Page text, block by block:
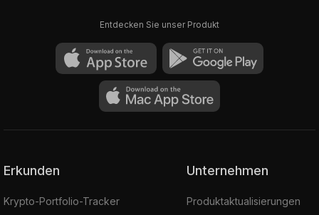
Entdecken Sie unser Produkt
Erkunden
Krypto-Portfolio-Tracker
Unternehmen
Produktaktualisierungen